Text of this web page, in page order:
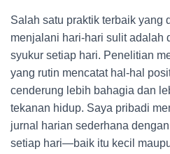
Salah satu praktik terbaik yang
menjalani hari-hari sulit adalah
syukur setiap hari. Penelitian
yang rutin mencatat hal-hal
cenderung lebih bahagia dan
tekanan hidup. Saya pribadi
jurnal harian sederhana
setiap hari—baik itu kecil